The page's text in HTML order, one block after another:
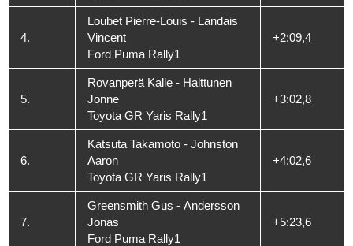
4.
Loubet Pierre-Louis - Landais
Vincent
Ford Puma Rally1
+2:09,4
5.
Rovanperä Kalle - Halttunen
Jonne
Toyota GR Yaris Rally1
+3:02,8
6.
Katsuta Takamoto - Johnston
Aaron
Toyota GR Yaris Rally1
+4:02,6
7.
Greensmith Gus - Andersson
Jonas
Ford Puma Rally1
+5:23,6